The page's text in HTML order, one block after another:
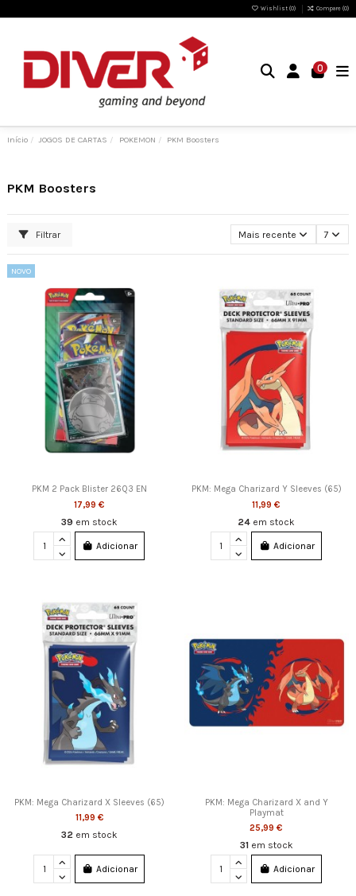
Wishlist (0) Compare (0)
0
Início JOGOS DE CARTAS POKEMON PKM Boosters
PKM Boosters
Filtrar Mais recente 7
NOVO
PKM 2 Pack Blister 26Q3 EN
17,99 €
39 em stock
Adicionar
PKM: Mega Charizard Y Sleeves (65)
11,99 €
24 em stock
Adicionar
PKM: Mega Charizard X Sleeves (65)
11,99 €
32 em stock
Adicionar
PKM: Mega Charizard X and Y
Playmat
25,99 €
31 em stock
Adicionar